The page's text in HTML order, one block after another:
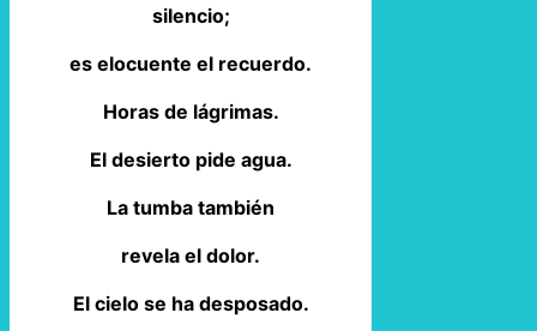
silencio;
es elocuente el recuerdo.
Horas de lágrimas.
El desierto pide agua.
La tumba también
revela el dolor.
El cielo se ha desposado.